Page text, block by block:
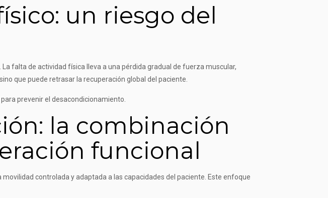
un riesgo del
falta de actividad física lleva a una pérdida gradual de fuerza muscular,
que puede retrasar la recuperación global del paciente.
prevenir el desacondicionamiento.
la combinación
funcional
controlada y adaptada a las capacidades del paciente. Este enfoque